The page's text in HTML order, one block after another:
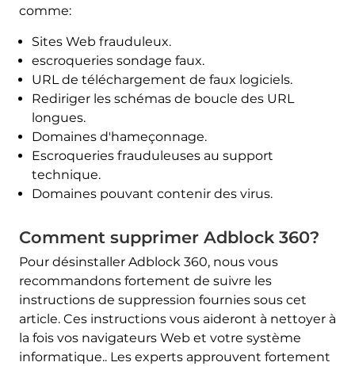
comme:
Sites Web frauduleux.
escroqueries sondage faux.
URL de téléchargement de faux logiciels.
Rediriger les schémas de boucle des URL
longues.
Domaines d'hameçonnage.
Escroqueries frauduleuses au support
technique.
Domaines pouvant contenir des virus.
Comment supprimer Adblock 360?
Pour désinstaller Adblock 360, nous vous
recommandons fortement de suivre les
instructions de suppression fournies sous cet
article. Ces instructions vous aideront à nettoyer à
la fois vos navigateurs Web et votre système
informatique.. Les experts approuvent fortement